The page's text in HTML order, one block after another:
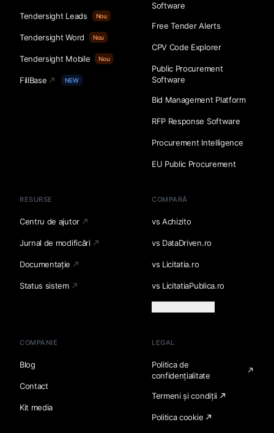
Tendersight Leads Nou
Tendersight Word Nou
Tendersight Mobile Nou
FillBase NEW
Software
Free Tender Alerts
CPV Code Explorer
Public Procurement
Software
Bid Management Platform
RFP Response Software
Procurement Intelligence
EU Public Procurement
RESURSE
Centru de ajutor
Jurnal de modificări
Documentație
Status sistem
COMPARĂ
vs Achizito
vs DataDriven.ro
vs Licitatia.ro
vs LicitatiaPublica.ro
COMPANIE
Blog
Contact
Kit media
LEGAL
Politica de
confidențialitate
Termeni și condiții
Politica cookie